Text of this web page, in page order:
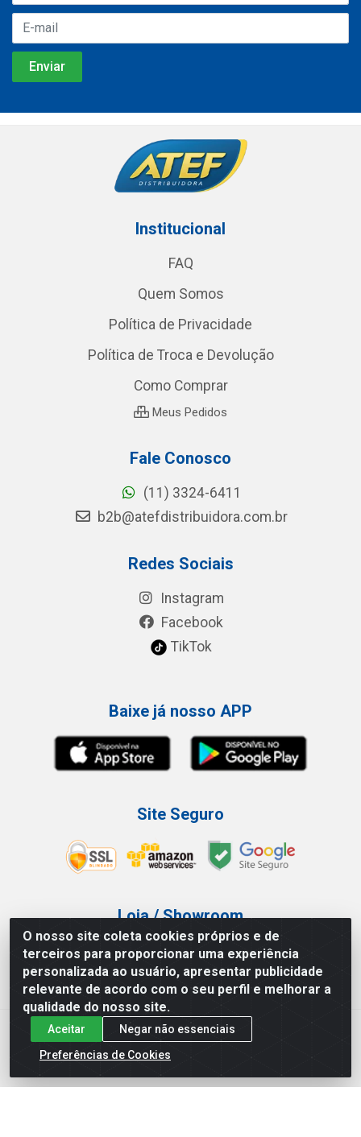
O nosso site coleta cookies próprios e de
terceiros para proporcionar uma experiência
personalizada ao usuário, apresentar publicidade
relevante de acordo com o seu perfil e melhorar a
qualidade do nosso site.
Aceitar
Negar não essenciais
Preferências de Cookies
Institucional
FAQ
Quem Somos
Política de Privacidade
Política de Troca e Devolução
Como Comprar
Meus Pedidos
Fale Conosco
(11) 3324-6411
b2b@atefdistribuidora.com.br
Redes Sociais
Instagram
Facebook
TikTok
Baixe já nosso APP
Site Seguro
Loja / Showroom
Tel.: (11) 3227-0546
Av Vautier, 587/597 - Pari - São Paulo/SP
Atef Distribuidora LTDA - Av. Vautier, 585/597 - Pari - São
Paulo/SP - CEP 03.032-000 - CNPJ 27.717.135/0001-29